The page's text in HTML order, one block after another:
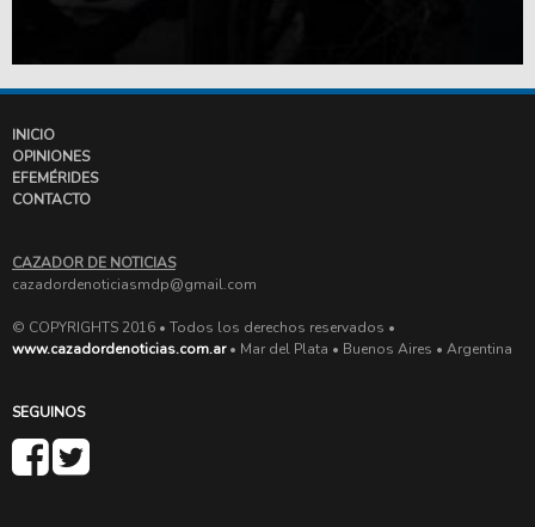
INICIO
OPINIONES
EFEMÉRIDES
CONTACTO
CAZADOR DE NOTICIAS
cazadordenoticiasmdp@gmail.com
© COPYRIGHTS 2016 • Todos los derechos reservados •
www.cazadordenoticias.com.ar• Mar del Plata • Buenos Aires • Argentina
SEGUINOS